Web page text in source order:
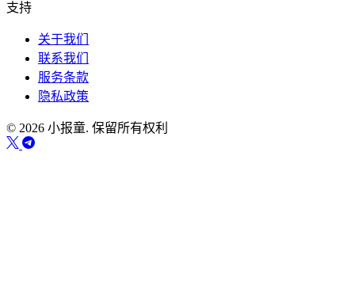
支持
关于我们
联系我们
服务条款
隐私政策
© 2026 小报童. 保留所有权利